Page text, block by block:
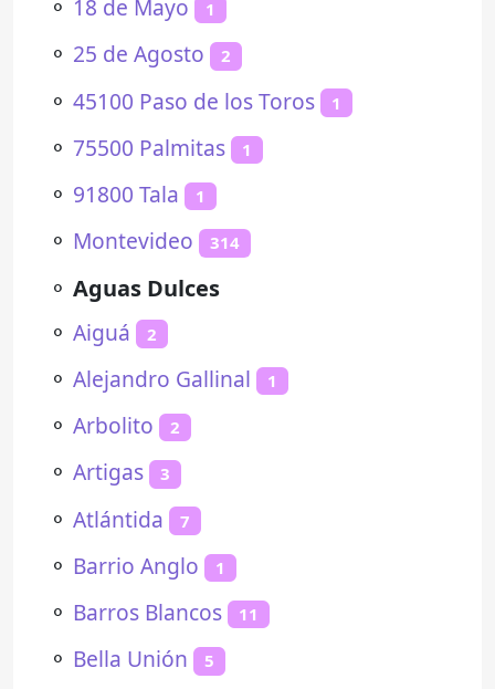
⚬ 18 de Mayo 1
⚬ 25 de Agosto 2
⚬ 45100 Paso de los Toros 1
⚬ 75500 Palmitas 1
⚬ 91800 Tala 1
⚬ Montevideo 314
⚬ Aguas Dulces
⚬ Aiguá 2
⚬ Alejandro Gallinal 1
⚬ Arbolito 2
⚬ Artigas 3
⚬ Atlántida 7
⚬ Barrio Anglo 1
⚬ Barros Blancos 11
⚬ Bella Unión 5